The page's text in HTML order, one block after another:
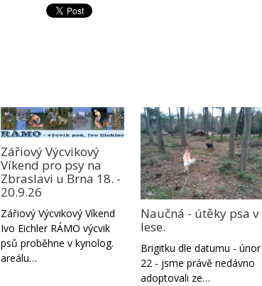
Zářiový Výcvikový
Víkend pro psy na
Zbraslavi u Brna 18. -
20.9.26
Zářiový Výcvikový Víkend
Ivo Eichler RÁMO výcvik
psů proběhne v kynolog.
areálu…
Naučná - útěky psa v
lese.
Brigitku dle datumu - únor
22 - jsme právě nedávno
adoptovali ze…